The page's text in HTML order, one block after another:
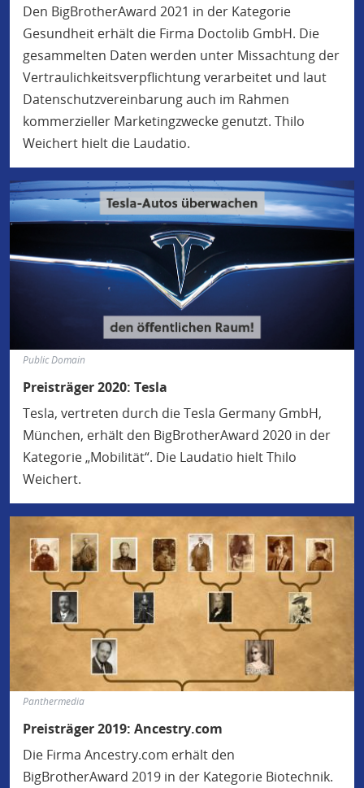
Den BigBrotherAward 2021 in der Kategorie
Gesundheit erhält die Firma Doctolib GmbH. Die
gesammelten Daten werden unter Missachtung der
Vertraulichkeitsverpflichtung verarbeitet und laut
Datenschutzvereinbarung auch im Rahmen
kommerzieller Marketingzwecke genutzt. Thilo
Weichert hielt die Laudatio.
Preisträger 2020: Tesla
Public Domain
Tesla, vertreten durch die Tesla Germany GmbH,
München, erhält den BigBrotherAward 2020 in der
Kategorie „Mobilität“. Die Laudatio hielt Thilo
Weichert.
Preisträger 2019: Ancestry.com
Panthermedia
Die Firma Ancestry.com erhält den
BigBrotherAward 2019 in der Kategorie Biotechnik.